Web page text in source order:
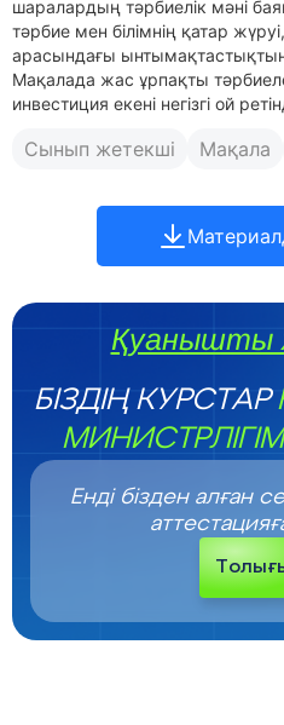
шаралардың тәрбиелік мәні
тәрбие мен білімнің қатар
арасындағы ынтымақтастықтың
Мақалада жас ұрпақты
инвестиция екені негізгі ой
Сынып жетекші Мақала
Қуанышты
БІЗДІҢ КУРСТАР
Енді бізден алған